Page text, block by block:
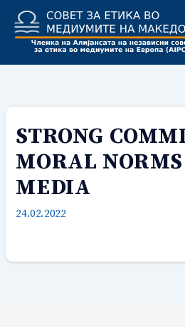
content
STRONG
MORAL
MEDIA
24.02.2022